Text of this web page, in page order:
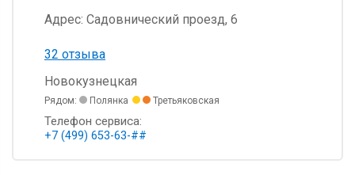
Адрес: Садовнический проезд, 6
32 отзыва
Новокузнецкая
Рядом: Полянка Третьяковская
Телефон сервиса:
+7 (499) 653-63-##